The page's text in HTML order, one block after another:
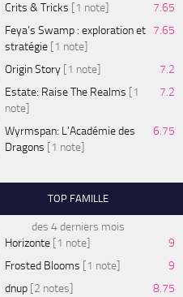
Crits & Tricks [1 note]
7.65
Feya’s Swamp : exploration et
stratégie [1 note]
7.65
Origin Story [1 note]
7.2
Estate: Raise The Realms [1
note]
7.2
Wyrmspan: L'Académie des
Dragons [1 note]
6.75
TOP FAMILLE
des 4 derniers mois
Horizonte [1 note]
9
Frosted Blooms [1 note]
9
dnup [2 notes]
8.75